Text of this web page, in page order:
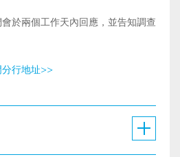
於兩個工作天內回應，並告知調查
行地址>>